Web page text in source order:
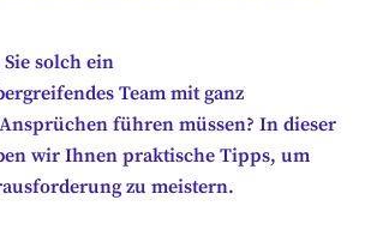
solch ein
Team mit ganz
führen müssen? In dieser
wir Ihnen praktische Tipps, um
zu meistern.